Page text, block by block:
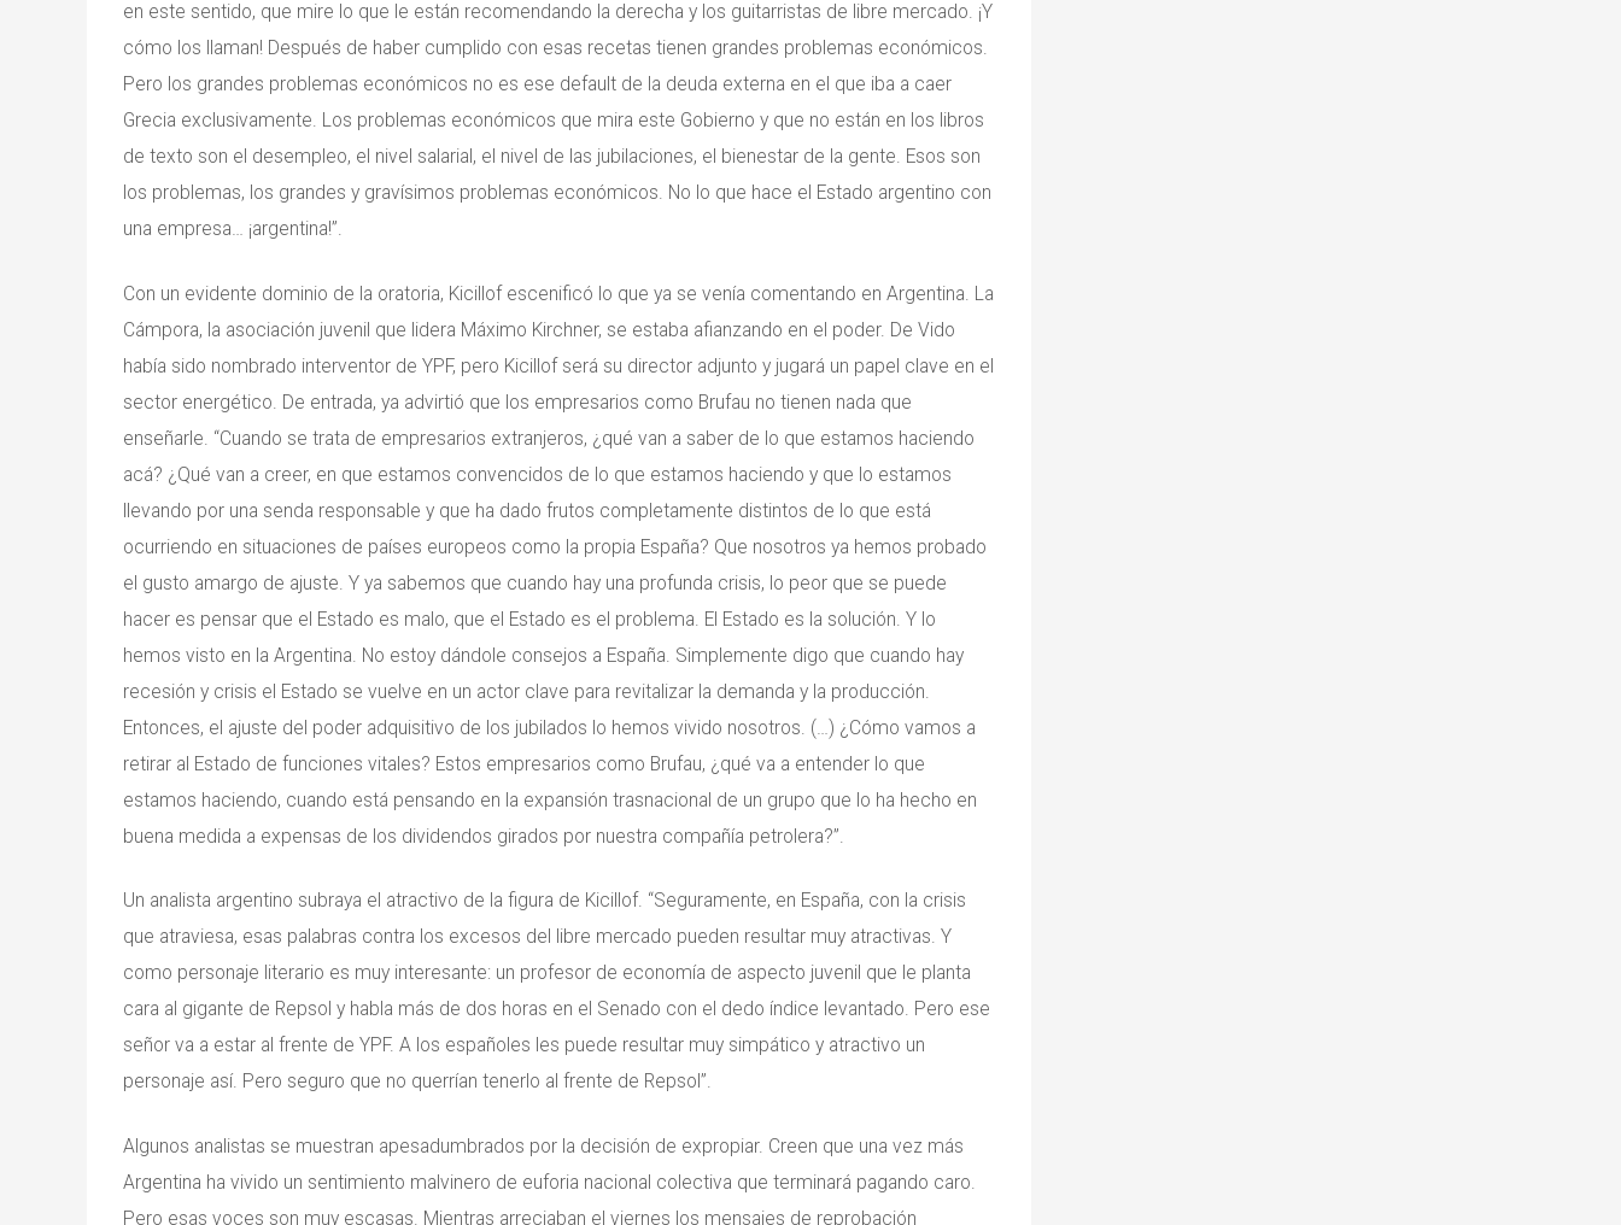
en este sentido, que mire lo que le están recomendando la derecha y los guitarristas de libre mercado. ¡Y
cómo los llaman! Después de haber cumplido con esas recetas tienen grandes problemas económicos.
Pero los grandes problemas económicos no es ese default de la deuda externa en el que iba a caer
Grecia exclusivamente. Los problemas económicos que mira este Gobierno y que no están en los libros
de texto son el desempleo, el nivel salarial, el nivel de las jubilaciones, el bienestar de la gente. Esos son
los problemas, los grandes y gravísimos problemas económicos. No lo que hace el Estado argentino con
una empresa… ¡argentina!”.
Con un evidente dominio de la oratoria, Kicillof escenificó lo que ya se venía comentando en Argentina. La
Cámpora, la asociación juvenil que lidera Máximo Kirchner, se estaba afianzando en el poder. De Vido
había sido nombrado interventor de YPF, pero Kicillof será su director adjunto y jugará un papel clave en el
sector energético. De entrada, ya advirtió que los empresarios como Brufau no tienen nada que
enseñarle. “Cuando se trata de empresarios extranjeros, ¿qué van a saber de lo que estamos haciendo
acá? ¿Qué van a creer, en que estamos convencidos de lo que estamos haciendo y que lo estamos
llevando por una senda responsable y que ha dado frutos completamente distintos de lo que está
ocurriendo en situaciones de países europeos como la propia España? Que nosotros ya hemos probado
el gusto amargo de ajuste. Y ya sabemos que cuando hay una profunda crisis, lo peor que se puede
hacer es pensar que el Estado es malo, que el Estado es el problema. El Estado es la solución. Y lo
hemos visto en la Argentina. No estoy dándole consejos a España. Simplemente digo que cuando hay
recesión y crisis el Estado se vuelve en un actor clave para revitalizar la demanda y la producción.
Entonces, el ajuste del poder adquisitivo de los jubilados lo hemos vivido nosotros. (…) ¿Cómo vamos a
retirar al Estado de funciones vitales? Estos empresarios como Brufau, ¿qué va a entender lo que
estamos haciendo, cuando está pensando en la expansión trasnacional de un grupo que lo ha hecho en
buena medida a expensas de los dividendos girados por nuestra compañía petrolera?”.
Un analista argentino subraya el atractivo de la figura de Kicillof. “Seguramente, en España, con la crisis
que atraviesa, esas palabras contra los excesos del libre mercado pueden resultar muy atractivas. Y
como personaje literario es muy interesante: un profesor de economía de aspecto juvenil que le planta
cara al gigante de Repsol y habla más de dos horas en el Senado con el dedo índice levantado. Pero ese
señor va a estar al frente de YPF. A los españoles les puede resultar muy simpático y atractivo un
personaje así. Pero seguro que no querrían tenerlo al frente de Repsol”.
Algunos analistas se muestran apesadumbrados por la decisión de expropiar. Creen que una vez más
Argentina ha vivido un sentimiento malvinero de euforia nacional colectiva que terminará pagando caro.
Pero esas voces son muy escasas. Mientras arreciaban el viernes los mensajes de reprobación